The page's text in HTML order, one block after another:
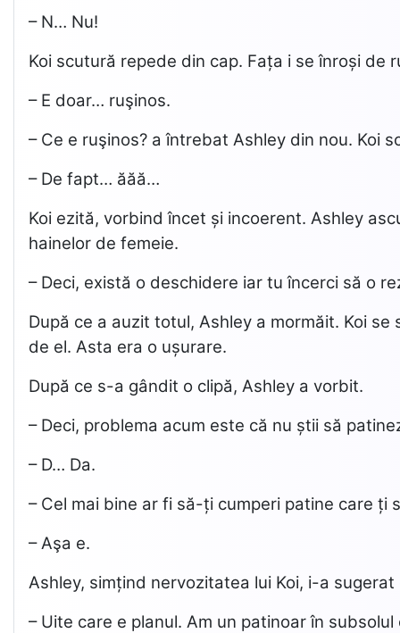
– N… Nu!
Koi scutură repede din cap. Fața i se înroși de
– E doar… ruşinos.
– Ce e ruşinos? a întrebat Ashley din nou. Koi
– De fapt… ăăă…
Koi ezită, vorbind încet și incoerent. Ashley
hainelor de femeie.
– Deci, există o deschidere iar tu încerci să o
După ce a auzit totul, Ashley a mormăit. Koi
de el. Asta era o ușurare.
După ce s-a gândit o clipă, Ashley a vorbit.
– Deci, problema acum este că nu știi să
– D… Da.
– Cel mai bine ar fi să-ți cumperi patine care
– Aşa e.
Ashley, simțind nervozitatea lui Koi, i-a sugerat
– Uite care e planul. Am un patinoar în